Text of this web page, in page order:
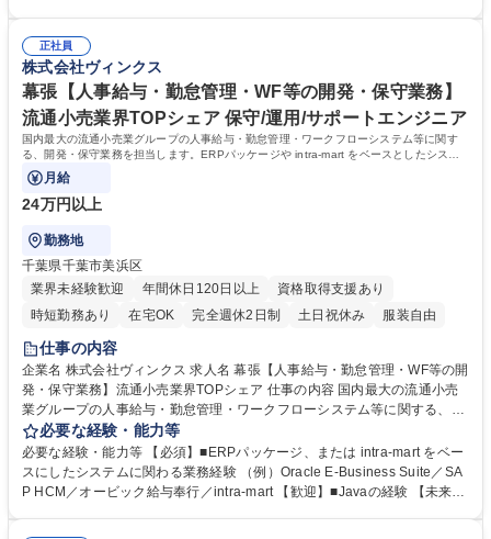
正社員
株式会社ヴィンクス
幕張【人事給与・勤怠管理・WF等の開発・保守業務】
流通小売業界TOPシェア 保守/運用/サポートエンジニア
国内最大の流通小売業グループの人事給与・勤怠管理・ワークフローシステム等に関す
る、開発・保守業務を担当します。ERPパッケージや intra-mart をベースとしたシステ
ムにおいて、グループ会社展開を含む
月給
24万円以上
勤務地
千葉県千葉市美浜区
業界未経験歓迎
年間休日120日以上
資格取得支援あり
時短勤務あり
在宅OK 完全週休2日制 土日祝休み 服装自由
仕事の内容
企業名 株式会社ヴィンクス 求人名 幕張【人事給与・勤怠管理・WF等の開
発・保守業務】流通小売業界TOPシェア 仕事の内容 国内最大の流通小売
業グループの人事給与・勤怠管理・ワークフローシステム等に関する、開
発・保守業務を担当します。ERPパッケージや intra-mart をベースとした
システムにおいて、グループ会社展開を含む 各種機能開発・保守を行いま
す。 ■ERPパッケージをベースとしたシステムの開発・保守業務 ■ERPパ
ッケージをベースとしたシステムのグループ会社への展開業務 ■統合型フ
必要な経験・能力等
必要な経験・能力等 【必須】■ERPパッケージ、または intra-mart をベー
スにしたシステムに関わる業務経験 （例）Oracle E-Business Suite／SA
P HCM／オービック給与奉行／intra-mart 【歓迎】■Javaの経験 【未来の